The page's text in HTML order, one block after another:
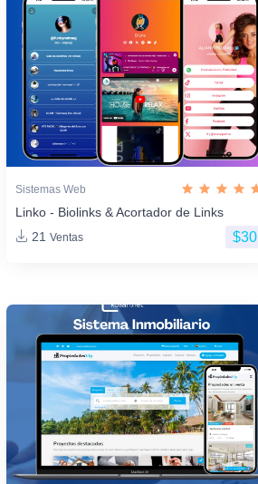
Sistemas Web
Linko - Biolinks & Acortador de Links
21 Ventas $30